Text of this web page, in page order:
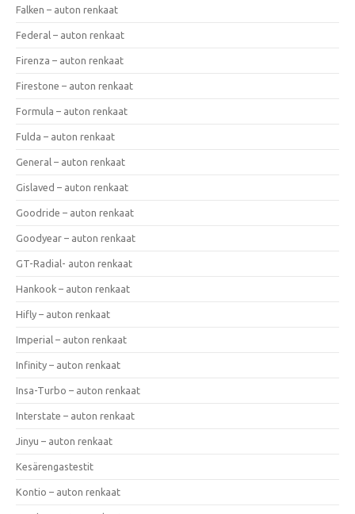
Falken – auton renkaat
Federal – auton renkaat
Firenza – auton renkaat
Firestone – auton renkaat
Formula – auton renkaat
Fulda – auton renkaat
General – auton renkaat
Gislaved – auton renkaat
Goodride – auton renkaat
Goodyear – auton renkaat
GT-Radial- auton renkaat
Hankook – auton renkaat
Hifly – auton renkaat
Imperial – auton renkaat
Infinity – auton renkaat
Insa-Turbo – auton renkaat
Interstate – auton renkaat
Jinyu – auton renkaat
Kesärengastestit
Kontio – auton renkaat